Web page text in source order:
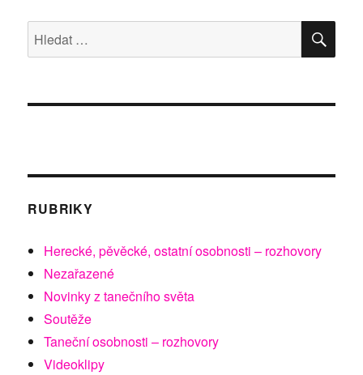
Hledat:
RUBRIKY
Herecké, pěvěcké, ostatní osobnosti – rozhovory
Nezařazené
Novinky z tanečního světa
Soutěže
Taneční osobnosti – rozhovory
Videoklipy